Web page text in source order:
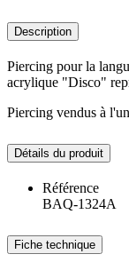
Description
Piercing pour la
acrylique "Disco"
Piercing vendus à
Détails du produit
Référence
BAQ-1324A
Fiche technique